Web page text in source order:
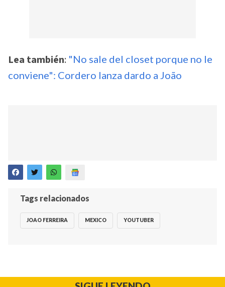
Lea también: "No sale del closet porque no le
conviene": Cordero lanza dardo a João
Tags relacionados
JOAO FERREIRA MEXICO YOUTUBER